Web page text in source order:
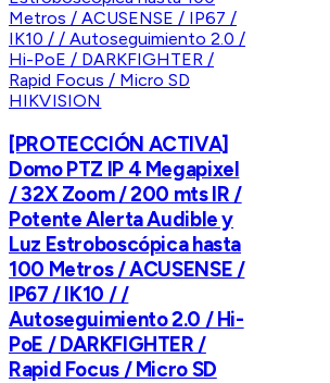
HIKVISION
[PROTECCIÓN ACTIVA]
Domo PTZ IP 4 Megapixel
/ 32X Zoom / 200 mts IR /
Potente Alerta Audible y
Luz Estroboscópica hasta
100 Metros / ACUSENSE /
IP67 / IK10 / /
Autoseguimiento 2.0 / Hi-
PoE / DARKFIGHTER /
Rapid Focus / Micro SD